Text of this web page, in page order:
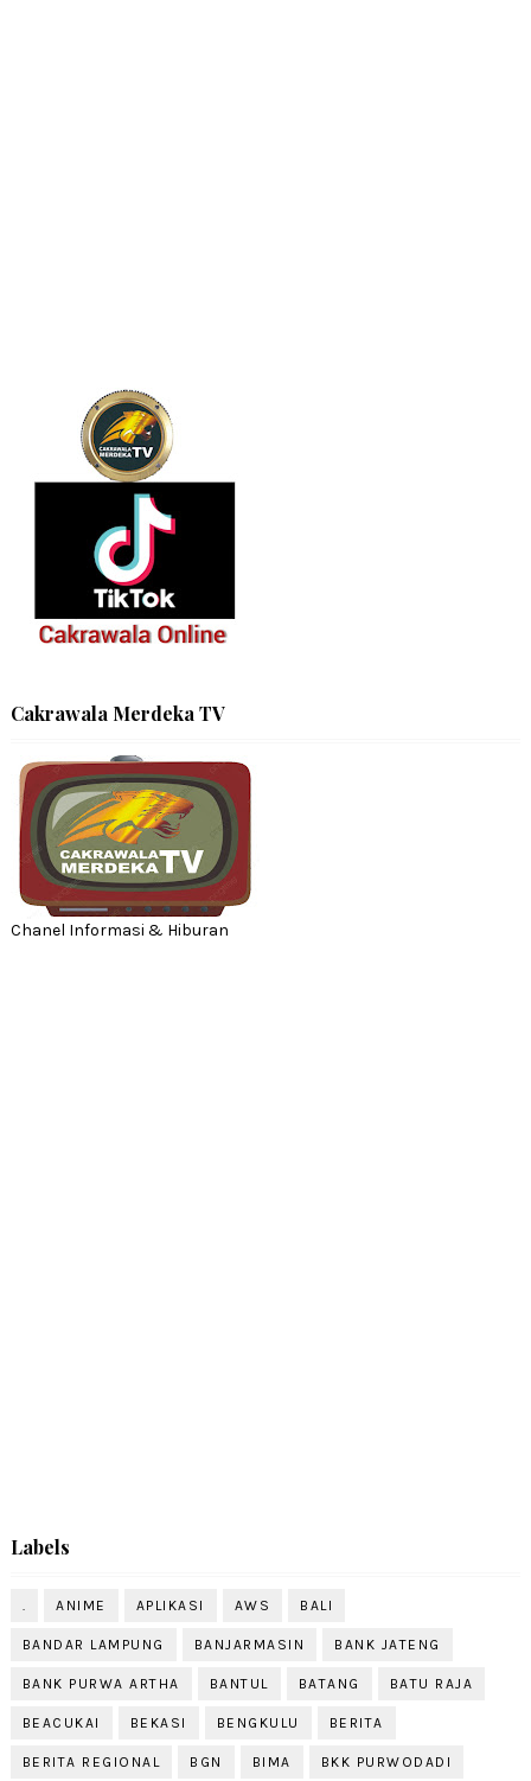
Cakrawala Merdeka TV
Chanel Informasi & Hiburan
Labels
. ANIME APLIKASI AWS BALI
BANDAR LAMPUNG BANJARMASIN BANK JATENG
BANK PURWA ARTHA BANTUL BATANG BATU RAJA
BEACUKAI BEKASI BENGKULU BERITA
BERITA REGIONAL BGN BIMA BKK PURWODADI